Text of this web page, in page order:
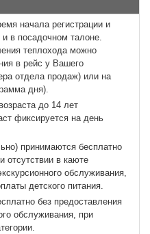
начала регистрации и
и в посадочном талоне.
теплохода можно
в рейс у Вашего
отдела продаж) или на
дня).
до 14 лет
фиксируется на день
принимаются бесплатно
отсутствии в каюте
обслуживания,
детского питания.
без предоставления
обслуживания, при